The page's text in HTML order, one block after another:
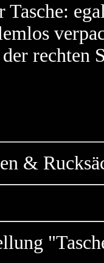
Tasche:
der rechten
&